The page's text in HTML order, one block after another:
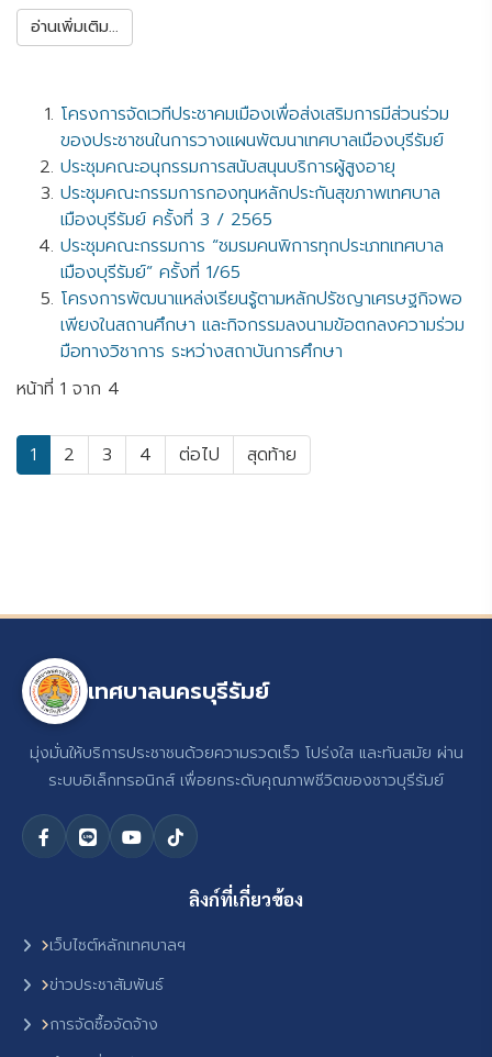
อ่านเพิ่มเติม...
โครงการจัดเวทีประชาคมเมืองเพื่อส่งเสริมการมีส่วนร่วม
ของประชาชนในการวางแผนพัฒนาเทศบาลเมืองบุรีรัมย์
ประชุมคณะอนุกรรมการสนับสนุนบริการผู้สูงอายุ
ประชุมคณะกรรมการกองทุนหลักประกันสุขภาพเทศบาล
เมืองบุรีรัมย์ ครั้งที่ 3 / 2565
ประชุมคณะกรรมการ “ชมรมคนพิการทุกประเภทเทศบาล
เมืองบุรีรัมย์” ครั้งที่ 1/65
โครงการพัฒนาแหล่งเรียนรู้ตามหลักปรัชญาเศรษฐกิจพอ
เพียงในสถานศึกษา และกิจกรรมลงนามข้อตกลงความร่วม
มือทางวิชาการ ระหว่างสถาบันการศึกษา
หน้าที่ 1 จาก 4
1 2 3 4 ต่อไป สุดท้าย
เทศบาลนครบุรีรัมย์
มุ่งมั่นให้บริการประชาชนด้วยความรวดเร็ว โปร่งใส และทันสมัย ผ่าน
ระบบอิเล็กทรอนิกส์ เพื่อยกระดับคุณภาพชีวิตของชาวบุรีรัมย์
ลิงก์ที่เกี่ยวข้อง
เว็บไซต์หลักเทศบาลฯ
ข่าวประชาสัมพันธ์
การจัดซื้อจัดจ้าง